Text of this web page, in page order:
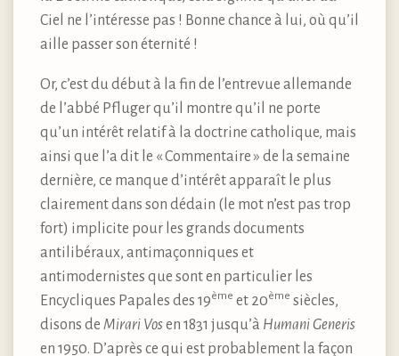
Ciel ne l’intéresse pas ! Bonne chance à lui, où qu’il
aille passer son éternité !
Or, c’est du début à la fin de l’entrevue allemande
de l’abbé Pfluger qu’il montre qu’il ne porte
qu’un intérêt relatif à la doctrine catholique, mais
ainsi que l’a dit le « Commentaire » de la semaine
dernière, ce manque d’intérêt apparaît le plus
clairement dans son dédain (le mot n’est pas trop
fort) implicite pour les grands documents
antilibéraux, antimaçonniques et
antimodernistes que sont en particulier les
Encycliques Papales des 19ème et 20ème siècles,
disons de Mirari Vosen 1831 jusqu’à Humani Generis
en 1950. D’après ce qui est probablement la façon